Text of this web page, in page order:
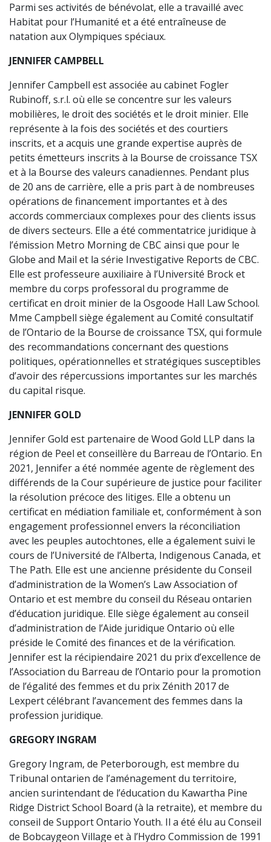
Parmi ses activités de bénévolat, elle a travaillé avec
Habitat pour l’Humanité et a été entraîneuse de
natation aux Olympiques spéciaux.
JENNIFER CAMPBELL
Jennifer Campbell est associée au cabinet Fogler
Rubinoff, s.r.l. où elle se concentre sur les valeurs
mobilières, le droit des sociétés et le droit minier. Elle
représente à la fois des sociétés et des courtiers
inscrits, et a acquis une grande expertise auprès de
petits émetteurs inscrits à la Bourse de croissance TSX
et à la Bourse des valeurs canadiennes. Pendant plus
de 20 ans de carrière, elle a pris part à de nombreuses
opérations de financement importantes et à des
accords commerciaux complexes pour des clients issus
de divers secteurs. Elle a été commentatrice juridique à
l’émission Metro Morning de CBC ainsi que pour le
Globe and Mail et la série Investigative Reports de CBC.
Elle est professeure auxiliaire à l’Université Brock et
membre du corps professoral du programme de
certificat en droit minier de la Osgoode Hall Law School.
Mme Campbell siège également au Comité consultatif
de l’Ontario de la Bourse de croissance TSX, qui formule
des recommandations concernant des questions
politiques, opérationnelles et stratégiques susceptibles
d’avoir des répercussions importantes sur les marchés
du capital risque.
JENNIFER GOLD
Jennifer Gold est partenaire de Wood Gold LLP dans la
région de Peel et conseillère du Barreau de l’Ontario. En
2021, Jennifer a été nommée agente de règlement des
différends de la Cour supérieure de justice pour faciliter
la résolution précoce des litiges. Elle a obtenu un
certificat en médiation familiale et, conformément à son
engagement professionnel envers la réconciliation
avec les peuples autochtones, elle a également suivi le
cours de l’Université de l’Alberta, Indigenous Canada, et
The Path. Elle est une ancienne présidente du Conseil
d’administration de la Women’s Law Association of
Ontario et est membre du conseil du Réseau ontarien
d’éducation juridique. Elle siège également au conseil
d’administration de l’Aide juridique Ontario où elle
préside le Comité des finances et de la vérification.
Jennifer est la récipiendaire 2021 du prix d’excellence de
l’Association du Barreau de l’Ontario pour la promotion
de l’égalité des femmes et du prix Zénith 2017 de
Lexpert célébrant l’avancement des femmes dans la
profession juridique.
GREGORY INGRAM
Gregory Ingram, de Peterborough, est membre du
Tribunal ontarien de l’aménagement du territoire,
ancien surintendant de l’éducation du Kawartha Pine
Ridge District School Board (à la retraite), et membre du
conseil de Support Ontario Youth. Il a été élu au Conseil
de Bobcaygeon Village et à l’Hydro Commission de 1991